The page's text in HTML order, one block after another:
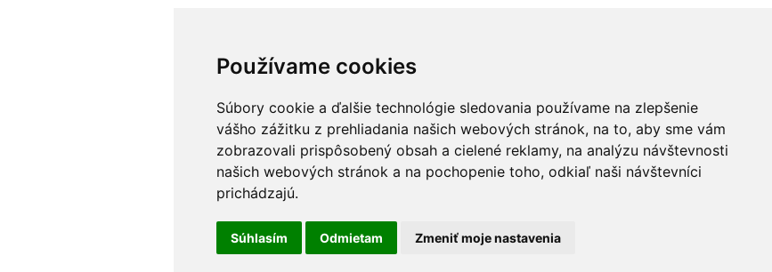
Používame cookies
Súbory cookie a ďalšie technológie sledovania používame na zlepšenie
vášho zážitku z prehliadania našich webových stránok, na to, aby sme vám
zobrazovali prispôsobený obsah a cielené reklamy, na analýzu návštevnosti
našich webových stránok a na pochopenie toho, odkiaľ naši návštevníci
prichádzajú.
Súhlasím Odmietam Zmeniť moje nastavenia